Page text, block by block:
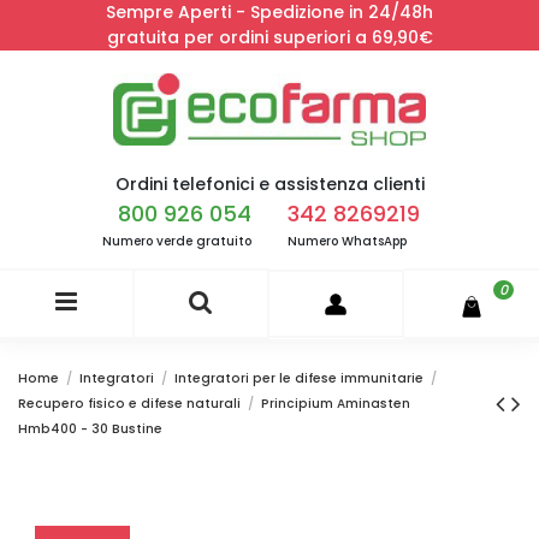
Sempre Aperti - Spedizione in 24/48h
gratuita per ordini superiori a 69,90€
Ordini telefonici e assistenza clienti
800 926 054
Numero verde gratuito
342 8269219
Numero WhatsApp
0
Home Integratori
Integratori per le difese immunitarie
Recupero fisico e difese naturali
Principium Aminasten
Hmb400 - 30 Bustine